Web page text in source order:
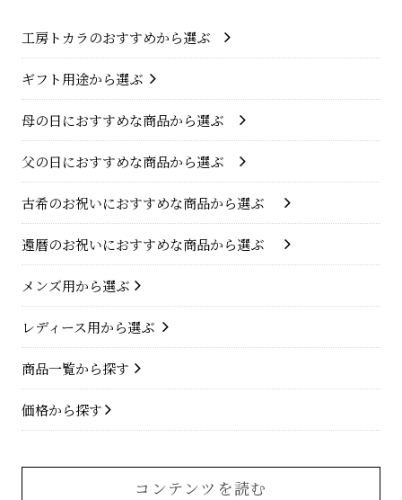
工房トカラのおすすめから選ぶ
ギフト用途から選ぶ
母の日におすすめな商品から選ぶ
父の日におすすめな商品から選ぶ
古希のお祝いにおすすめな商品から選ぶ
還暦のお祝いにおすすめな商品から選ぶ
メンズ用から選ぶ
レディース用から選ぶ
商品一覧から探す
価格から探す
コンテンツを読む